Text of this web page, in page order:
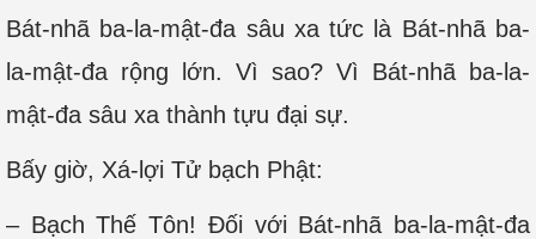
Bát-nhã ba-la-mật-đa sâu xa tức là Bát-nhã ba-
la-mật-đa rộng lớn. Vì sao? Vì Bát-nhã ba-la-
mật-đa sâu xa thành tựu đại sự.
Bấy giờ, Xá-lợi Tử bạch Phật:
– Bạch Thế Tôn! Đối với Bát-nhã ba-la-mật-đa